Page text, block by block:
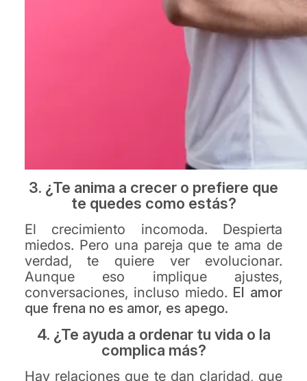
3. ¿Te anima a crecer o prefiere que
te quedes como estás?
El crecimiento incomoda. Despierta
miedos. Pero una pareja que te ama de
verdad, te quiere ver evolucionar.
Aunque eso implique ajustes,
conversaciones, incluso miedo. El amor
que frena no es amor, es apego.
4. ¿Te ayuda a ordenar tu vida o la
complica más?
Hay relaciones que te dan claridad, que